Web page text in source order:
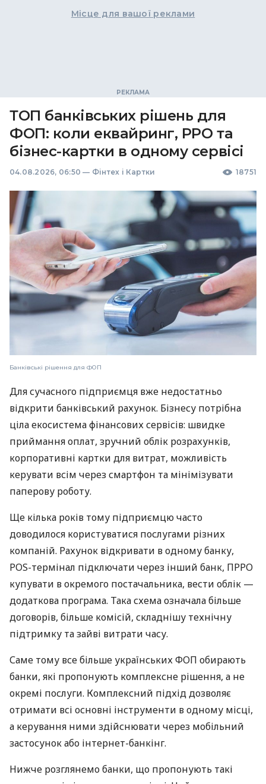
Місце для вашої реклами
ТОП банківських рішень для
ФОП: коли еквайринг, РРО та
бізнес-картки в одному сервісі
04.08.2026, 06:50 — Фінтех і Картки 18751
Банківські рішення для ФОП
Для сучасного підприємця вже недостатньо
відкрити банківський рахунок. Бізнесу потрібна
ціла екосистема фінансових сервісів: швидке
приймання оплат, зручний облік розрахунків,
корпоративні картки для витрат, можливість
керувати всім через смартфон та мінімізувати
паперову роботу.
Ще кілька років тому підприємцю часто
доводилося користуватися послугами різних
компаній. Рахунок відкривати в одному банку,
POS-термінал підключати через інший банк, ПРРО
купувати в окремого постачальника, вести облік —
додаткова програма. Така схема означала більше
договорів, більше комісій, складнішу технічну
підтримку та зайві витрати часу.
Саме тому все більше українських ФОП обирають
банки, які пропонують комплексне рішення, а не
окремі послуги. Комплексний підхід дозволяє
отримати всі основні інструменти в одному місці,
а керування ними здійснювати через мобільний
застосунок або інтернет-банкінг.
Нижче розглянемо банки, що пропонують такі